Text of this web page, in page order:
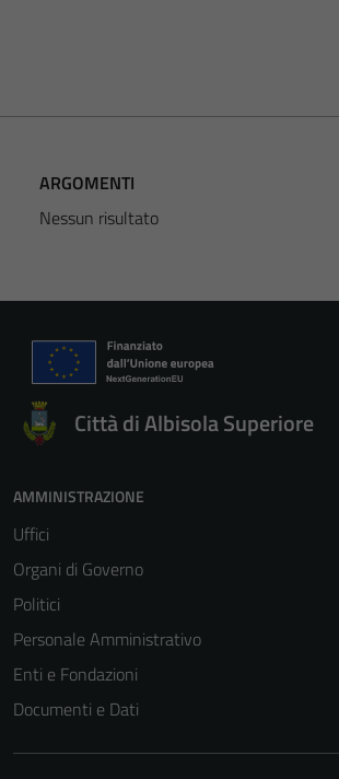
ARGOMENTI
Nessun risultato
Città di Albisola Superiore
AMMINISTRAZIONE
Uffici
Organi di Governo
Politici
Personale Amministrativo
Enti e Fondazioni
Documenti e Dati